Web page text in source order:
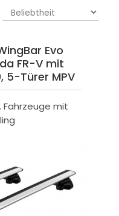
Evo
FR-V mit
5-Türer MPV
mit